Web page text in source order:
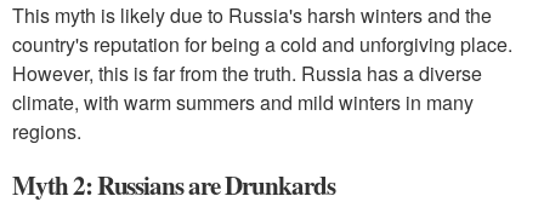
This myth is likely due to Russia's harsh winters and the
country's reputation for being a cold and unforgiving place.
However, this is far from the truth. Russia has a diverse
climate, with warm summers and mild winters in many
regions.
Myth 2: Russians are Drunkards